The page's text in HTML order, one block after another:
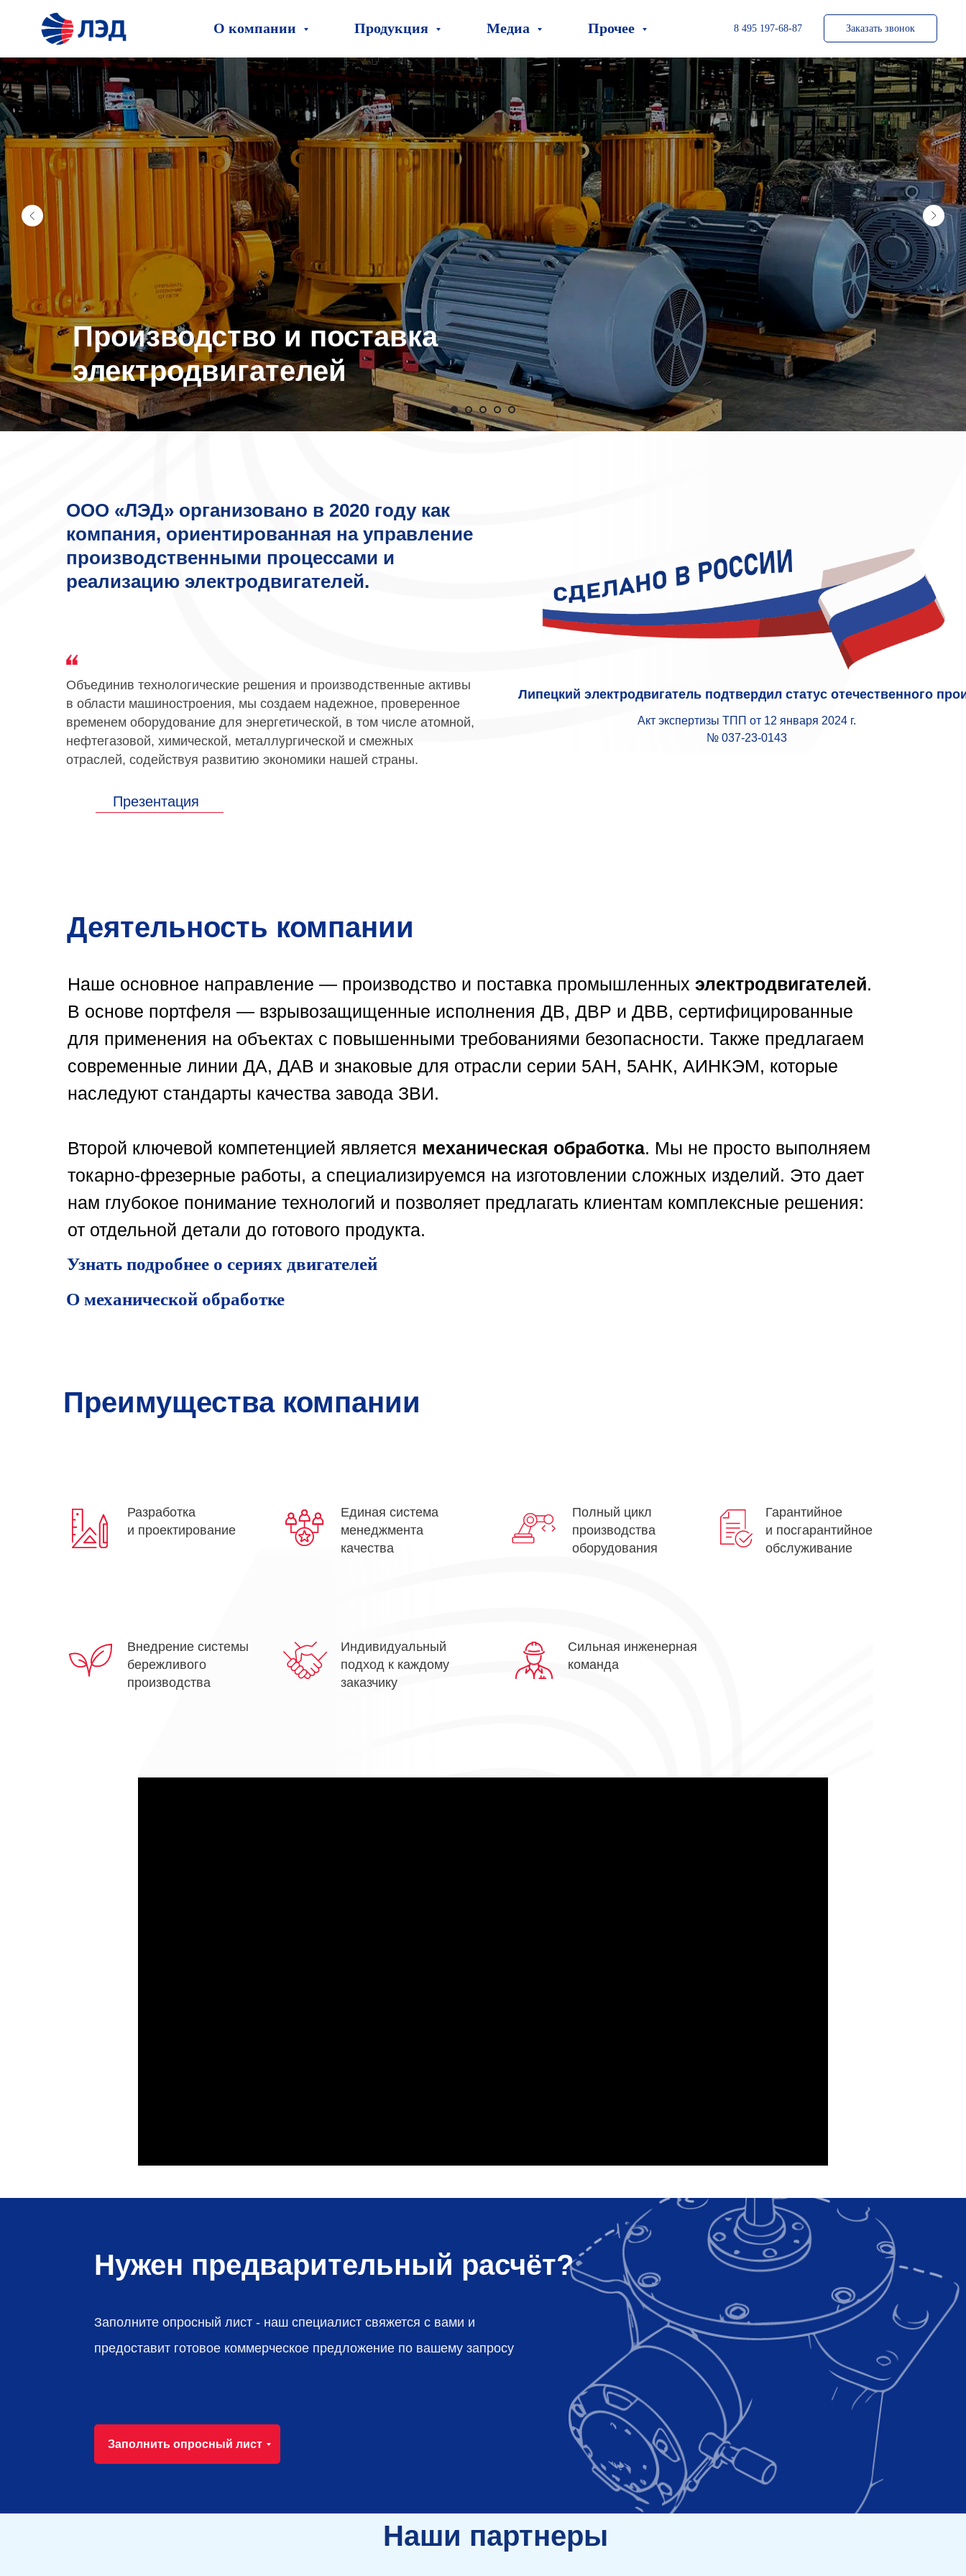
О компании Продукция Медиа Прочее 8 495 197-68-87 Заказать звонок
Производство и поставка
электродвигателей
ООО «ЛЭД» организовано в 2020 году как
компания, ориентированная на управление
производственными процессами и
реализацию электродвигателей.
Объединив технологические решения и производственные активы
в области машиностроения, мы создаем надежное, проверенное
временем оборудование для энергетической, в том числе атомной,
нефтегазовой, химической, металлургической и смежных
отраслей, содействуя развитию экономики нашей страны.
ООО «ЛЭД» организовано
в 2020 году как компания, ориентированная
на управление производственными
процессами, реализацию электродвигателей
и теплообменного оборудования.
Презентация
Липецкий электродвигатель подтвердил статус отечественного
Акт экспертизы ТПП от 12 января 2024 г.
№ 037-23-0143
Наше основное направление — производство и поставка промышленных электродвигателей.
В основе портфеля — взрывозащищенные исполнения ДВ, ДВР и ДВВ, сертифицированные
для применения на объектах с повышенными требованиями безопасности. Также предлагаем
современные линии ДА, ДАВ и знаковые для отрасли серии 5АН, 5АНК, АИНКЭМ, которые
наследуют стандарты качества завода ЗВИ.
Второй ключевой компетенцией является механическая обработка. Мы не просто выполняем
токарно-фрезерные работы, а специализируемся на изготовлении сложных изделий. Это дает
нам глубокое понимание технологий и позволяет предлагать клиентам комплексные решения:
от отдельной детали до готового продукта.
Узнать подробнее о сериях двигателей
О механической обработке
Деятельность компании
Преимущества компании
Разработка
и проектирование
Внедрение системы
бережливого
производства
Гарантийное
и посгарантийное
обслуживание
Единая система
менеджмента
качества
Индивидуальный
подход к каждому
заказчику
Полный цикл
производства
оборудования
Сильная инженерная
команда
Заполнить опросный лист
Заполните опросный лист - наш специалист свяжется с вами и
предоставит готовое коммерческое предложение по вашему запросу
Нужен предварительный расчёт?
готовое коммерческое предложение по вашему
Наши партнеры